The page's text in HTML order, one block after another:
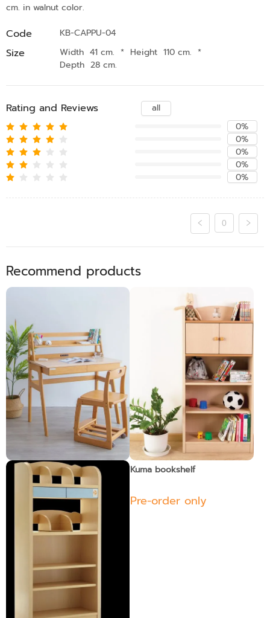
cm. in walnut color.
Code KB-CAPPU-04
Size Width 41 cm. * Height 110 cm. *
Depth 28 cm.
Rating and Reviews
all
0%
0%
0%
0%
0%
0
Recommend products
Cappu set
Pre-order only
Kuma bookshelf
Pre-order only